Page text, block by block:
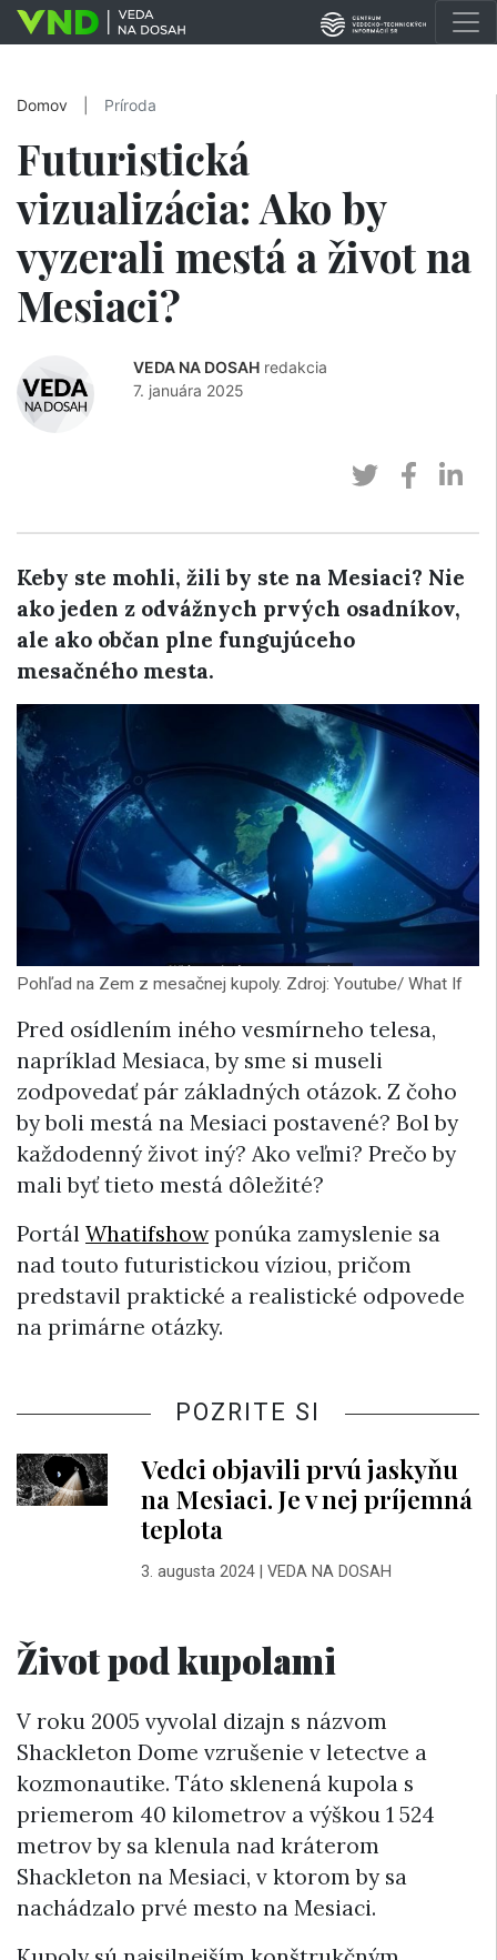
Domov Príroda
Futuristická
vizualizácia: Ako by
vyzerali mestá a život na
Mesiaci?
VEDA NA DOSAH redakcia
7. januára 2025
Keby ste mohli, žili by ste na Mesiaci? Nie
ako jeden z odvážnych prvých osadníkov,
ale ako občan plne fungujúceho
mesačného mesta.
Pohľad na Zem z mesačnej kupoly. Zdroj: Youtube/ What If
Pred osídlením iného vesmírneho telesa,
napríklad Mesiaca, by sme si museli
zodpovedať pár základných otázok. Z čoho
by boli mestá na Mesiaci postavené? Bol by
každodenný život iný? Ako veľmi? Prečo by
mali byť tieto mestá dôležité?
Portál Whatifshowponúka zamyslenie sa
nad touto futuristickou víziou, pričom
predstavil praktické a realistické odpovede
na primárne otázky.
POZRITE SI
Vedci objavili prvú jaskyňu
na Mesiaci. Je v nej príjemná
teplota
3. augusta 2024| VEDA NA DOSAH
Život pod kupolami
V roku 2005 vyvolal dizajn s názvom
Shackleton Dome vzrušenie v letectve a
kozmonautike. Táto sklenená kupola s
priemerom 40 kilometrov a výškou 1 524
metrov by sa klenula nad kráterom
Shackleton na Mesiaci, v ktorom by sa
nachádzalo prvé mesto na Mesiaci.